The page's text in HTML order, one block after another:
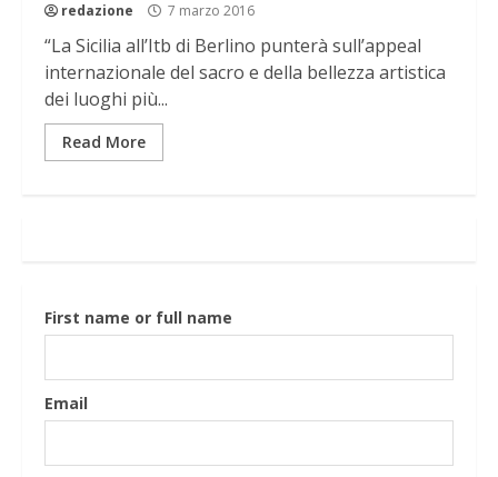
redazione 7 marzo 2016
“La Sicilia all’Itb di Berlino punterà sull’appeal
internazionale del sacro e della bellezza artistica
dei luoghi più...
Read More
First name or full name
Email